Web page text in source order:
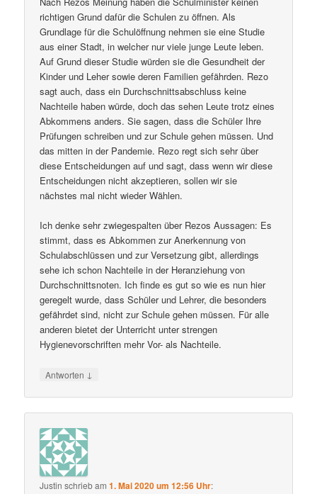
richtigen Grund dafür die Schulen zu öffnen. Als
Grundlage für die Schulöffnung nehmen sie eine Studie
aus einer Stadt, in welcher nur viele junge Leute leben.
Auf Grund dieser Studie würden sie die Gesundheit der
Kinder und Leher sowie deren Familien gefährden. Rezo
sagt auch, dass ein Durchschnittsabschluss keine
Nachteile haben würde, doch das sehen Leute trotz eines
Abkommens anders. Sie sagen, dass die Schüler Ihre
Prüfungen schreiben und zur Schule gehen müssen. Und
das mitten in der Pandemie. Rezo regt sich sehr über
diese Entscheidungen auf und sagt, dass wenn wir diese
Entscheidungen nicht akzeptieren, sollen wir sie
nächstes mal nicht wieder Wählen.
Ich denke sehr zwiegespalten über Rezos Aussagen: Es
stimmt, dass es Abkommen zur Anerkennung von
Schulabschlüssen und zur Versetzung gibt, allerdings
sehe ich schon Nachteile in der Heranziehung von
Durchschnittsnoten. Ich finde es gut so wie es nun hier
geregelt wurde, dass Schüler und Lehrer, die besonders
gefährdet sind, nicht zur Schule gehen müssen. Für alle
anderen bietet der Unterricht unter strengen
Hygienevorschriften mehr Vor- als Nachteile.
Antworten ↓
Justin schriebam1. Mai 2020 um 12:56 Uhr: